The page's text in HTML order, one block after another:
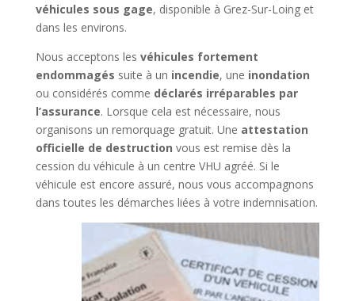
véhicules sous gage, disponible à Grez-Sur-Loing et
dans les environs.
Nous acceptons les véhicules fortement
endommagés suite à un incendie, une inondation
ou considérés comme déclarés irréparables par
l’assurance. Lorsque cela est nécessaire, nous
organisons un remorquage gratuit. Une attestation
officielle de destruction vous est remise dès la
cession du véhicule à un centre VHU agréé. Si le
véhicule est encore assuré, nous vous accompagnons
dans toutes les démarches liées à votre indemnisation.